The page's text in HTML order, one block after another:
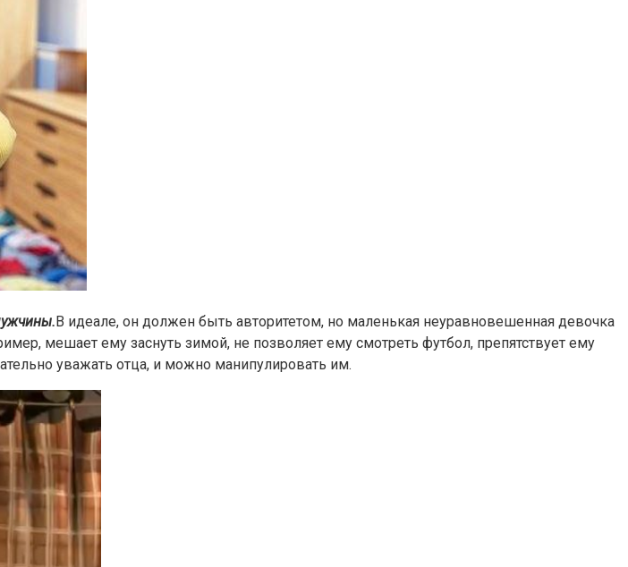
В идеале, он должен быть авторитетом, но маленькая неуравновешенная девочка
мешает ему заснуть зимой, не позволяет ему смотреть футбол, препятствует ему
уважать отца, и можно манипулировать им.